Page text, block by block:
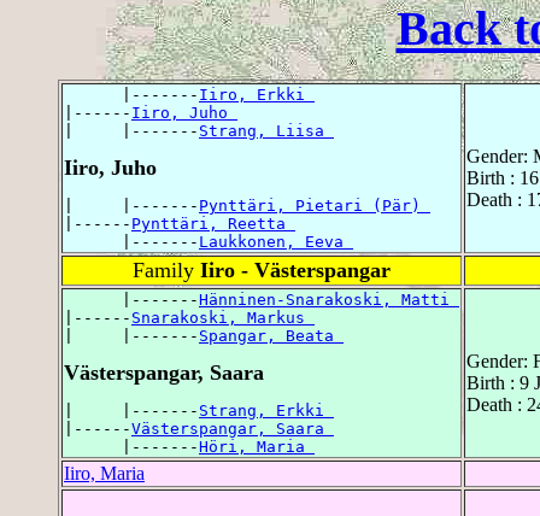
Back
      |-------
Iiro, Erkki
|------ Iiro, Juho
|     |------- Strang, Liisa
Iiro, Juho
|     |------- Pynttäri, Pietari (Pär)
|------ Pynttäri, Reetta
      |-------
Laukkonen, Eeva
Gender:
Birth :
Death :
Family Iiro - Västerspangar
      |-------
Hänninen-Snarakoski, Matti
|------ Snarakoski, Markus
|     |------- Spangar, Beata
Västerspangar, Saara
|     |------- Strang, Erkki
|------Västerspangar, Saara
      |-------
Höri, Maria
Gender:
Birth : 9
Death :
Iiro, Maria